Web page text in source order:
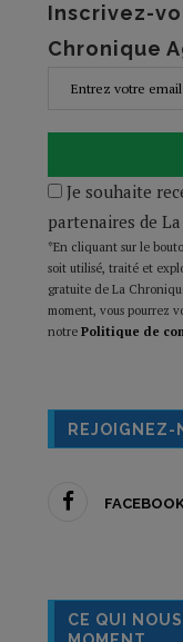
Inscrivez-
Chronique
Je souhaite
partenaires de
*En cliquant sur le
soit utilisé, traité et
gratuite de La
moment, vous pourrez
notre Politique de
REJOIGNEZ-
CE QUI